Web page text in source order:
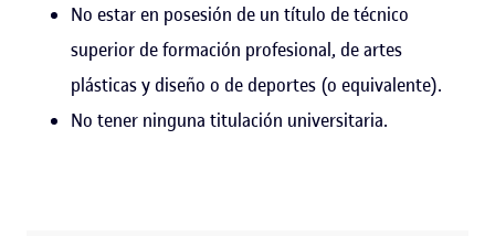
No estar en posesión de un título de técnico
superior de formación profesional, de artes
plásticas y diseño o de deportes (o equivalente).
No tener ninguna titulación universitaria.